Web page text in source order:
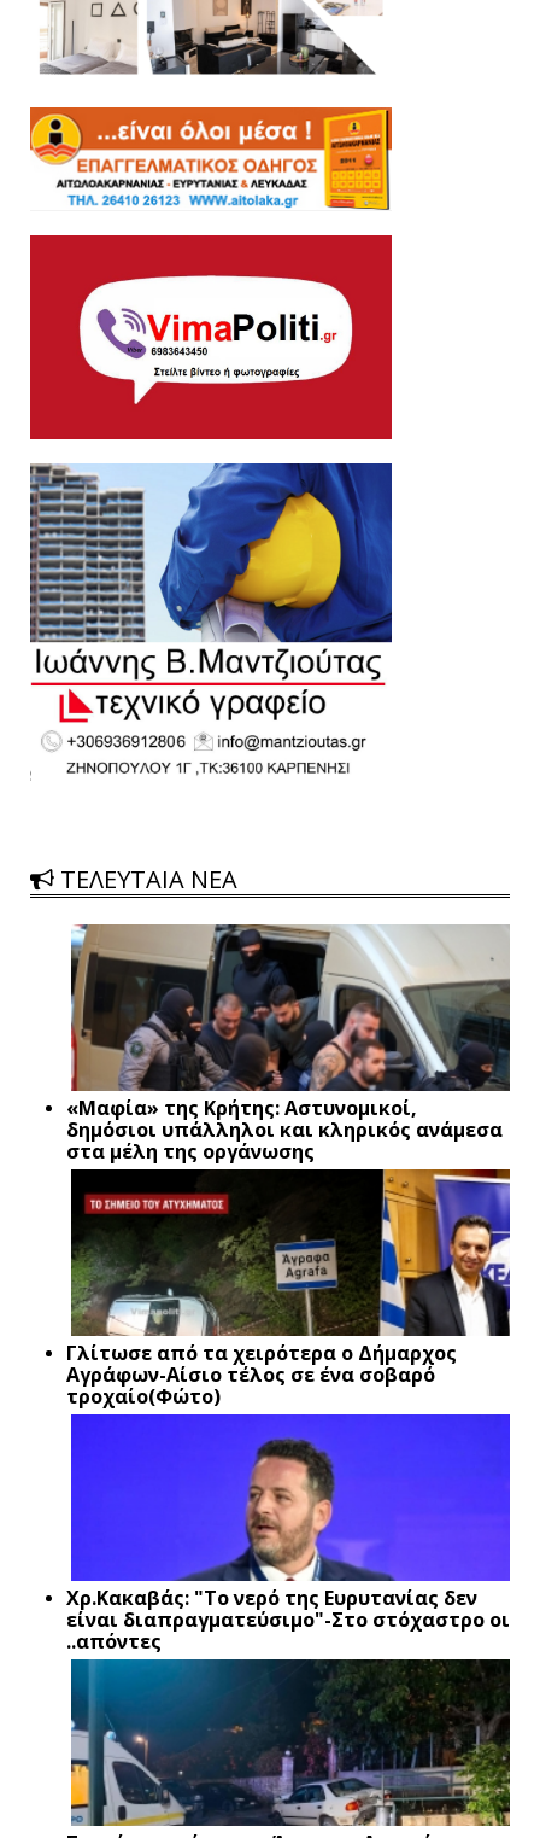
ΤΕΛΕΥΤΑΙΑ ΝΕΑ
«Μαφία» της Κρήτης: Αστυνομικοί,
δημόσιοι υπάλληλοι και κληρικός ανάμεσα
στα μέλη της οργάνωσης
Γλίτωσε από τα χειρότερα ο Δήμαρχος
Αγράφων-Αίσιο τέλος σε ένα σοβαρό
τροχαίο(Φώτο)
Xρ.Κακαβάς: "Το νερό της Ευρυτανίας δεν
είναι διαπραγματεύσιμο"-Στο στόχαστρο οι
..απόντες